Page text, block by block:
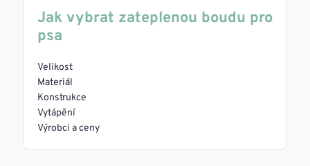
Jak vybrat zateplenou boudu pro
psa
Velikost
Materiál
Konstrukce
Vytápění
Výrobci a ceny